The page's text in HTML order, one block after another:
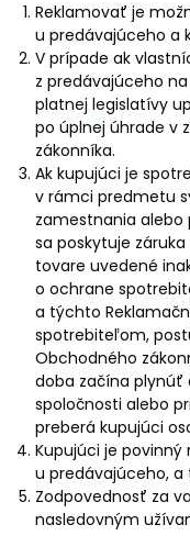
Reklamovať je
u predávajúceho a
V prípade ak
z predávajúceho
platnej legislatívy
po úplnej úhrade v
zákonníka.
Ak kupujúci je
v rámci predmetu
zamestnania
sa poskytuje
tovare uvedené
o ochrane
a týchto
spotrebiteľom,
Obchodného
doba začína plynúť
spoločnosti alebo
preberá kupujúci
Kupujúci je
u predávajúceho,
Zodpovednosť za
nasledovným